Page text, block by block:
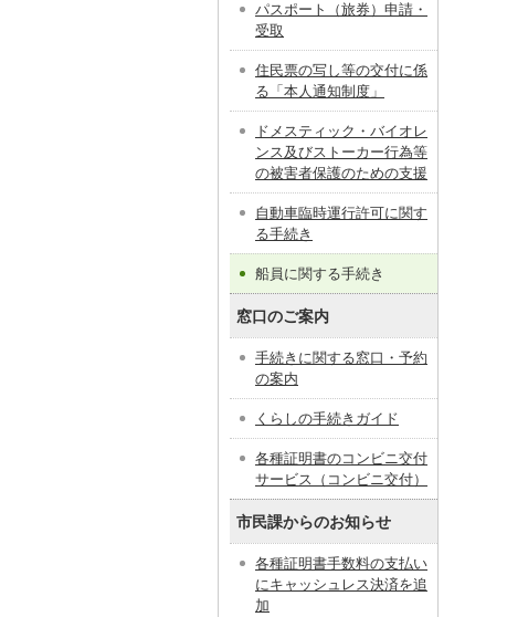
パスポート（旅券）申請・
受取
住民票の写し等の交付に係
る「本人通知制度」
ドメスティック・バイオレ
ンス及びストーカー行為等
の被害者保護のための支援
自動車臨時運行許可に関す
る手続き
船員に関する手続き
窓口のご案内
手続きに関する窓口・予約
の案内
くらしの手続きガイド
各種証明書のコンビニ交付
サービス（コンビニ交付）
市民課からのお知らせ
各種証明書手数料の支払い
にキャッシュレス決済を追
加